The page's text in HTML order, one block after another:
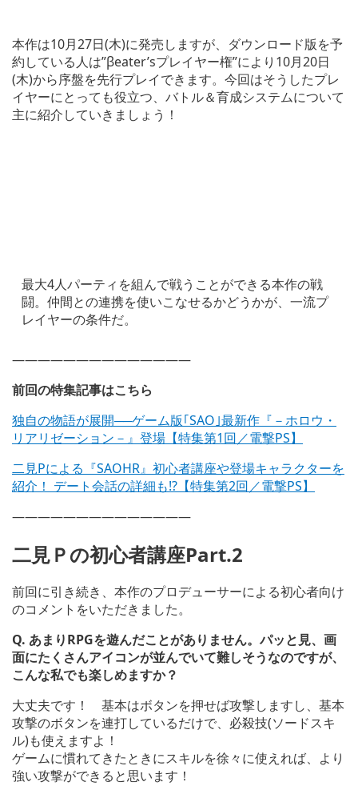
本作は10月27日(木)に発売しますが、ダウンロード版を予
約している人は”βeater’sプレイヤー権”により10月20日
(木)から序盤を先行プレイできます。今回はそうしたプレ
イヤーにとっても役立つ、バトル＆育成システムについて
主に紹介していきましょう！
最大4人パーティを組んで戦うことができる本作の戦
闘。仲間との連携を使いこなせるかどうかが、一流プ
レイヤーの条件だ。
——————————————
前回の特集記事はこちら
独自の物語が展開──ゲーム版｢SAO｣最新作『－ホロウ・
リアリゼーション－』登場【特集第1回／電撃PS】
二見Pによる『SAOHR』初心者講座や登場キャラクターを
紹介！ デート会話の詳細も!?【特集第2回／電撃PS】
——————————————
二見Ｐの初心者講座Part.2
前回に引き続き、本作のプロデューサーによる初心者向け
のコメントをいただきました。
Q. あまりRPGを遊んだことがありません。パッと見、画
面にたくさんアイコンが並んでいて難しそうなのですが、
こんな私でも楽しめますか？
大丈夫です！ 基本はボタンを押せば攻撃しますし、基本
攻撃のボタンを連打しているだけで、必殺技(ソードスキ
ル)も使えますよ！
ゲームに慣れてきたときにスキルを徐々に使えれば、より
強い攻撃ができると思います！